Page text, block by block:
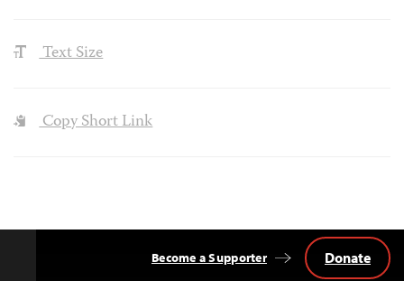
Text Size
Copy Short Link
Become a Supporter Donate